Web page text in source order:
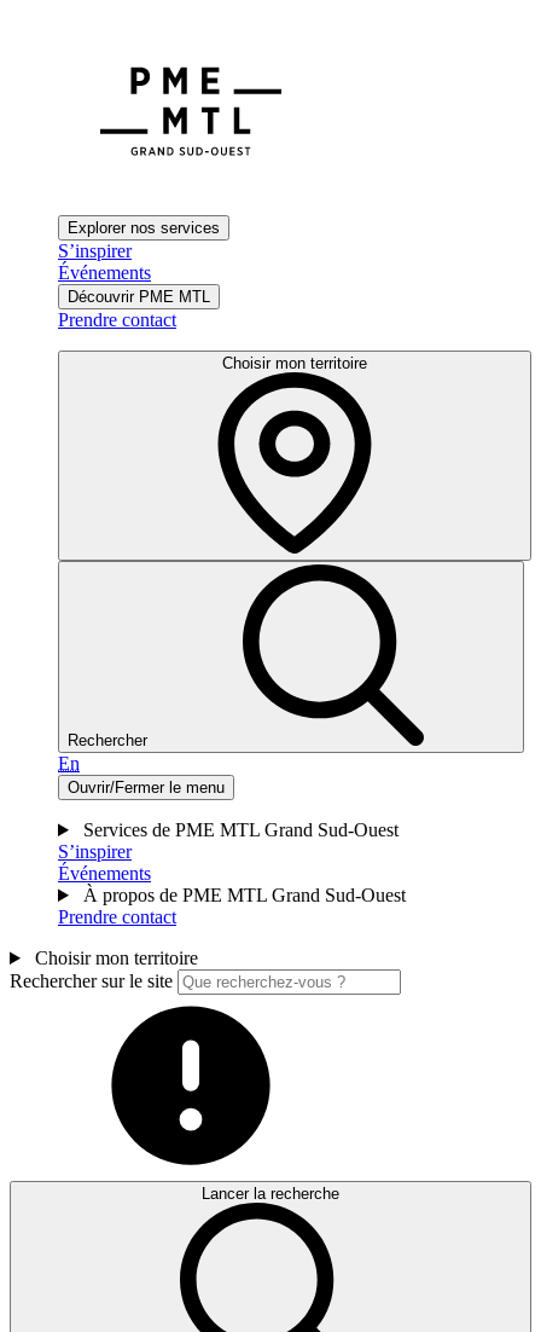
Explorer nos services
S’inspirer
Événements
Découvrir PME MTL
Prendre contact
Choisir mon territoire
Rechercher
En
Ouvrir/Fermer le menu
Services de PME MTL Grand Sud-Ouest
S’inspirer
Événements
À propos de PME MTL Grand Sud-Ouest
Prendre contact
Choisir mon territoire
Rechercher sur le site
Lancer la recherche